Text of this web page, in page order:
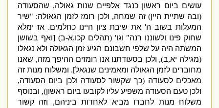
עושים ביום ראשון כנגד אלפיים שנות גאולה,שהסעודה
ובה שתיית היין)זה שמחה,ולכן רומז לזמן הגאולה: "שיר
המעלות בשוב ה 'את שיבת ציון היינו כחלמים.אז ימלא
שחוק פינו ולשוננו רנה"וגו ' (תהלים קכו,א-ב) [ואף בשושן
המשתה היה על שלפי חשבונם הגיע זמן הגאולה ולא נגאלו
מגילה יא ,ב),ולכן בסעודתנו אנו רומזים ההיפך מזה,שאנו
מחוברים לזמן הגאולה ומאמינים שנגאל].ומשלוח מנות זה
מאכלים לסעודה(כך שקשור לסעודה ולכן ביום הסעודה,
ולכן טעם הסעודה משפיע עליו לקובעו ביום ראשון),ובנוסף
משלוח מנות לחברו מביא לאחדות ביניהם,וזה קשור